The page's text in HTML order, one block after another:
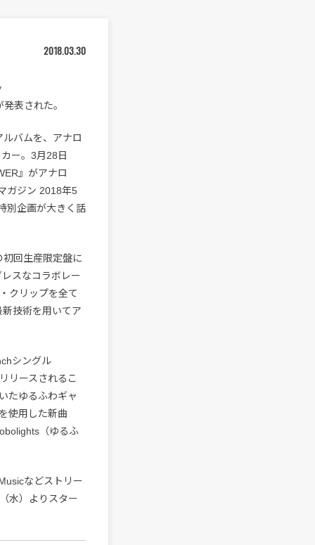
2018.03.30
表された。
バムを、アナロ
ー。3月28日
』がアナロ
ガジン 2018年5
別企画が大きく話
回生産限定盤に
スなコラボレー
クリップを全て
技術を用いてア
シングル
リースされるこ
たゆるふわギャ
使用した新曲
（ゆるふ
などストリー
水）よりスター